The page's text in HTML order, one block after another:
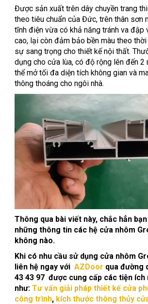
Được sản xuất trên dây chuyền trang
theo tiêu chuẩn của Đức, trên thân sơn
tĩnh điện vừa có khả năng tránh va đập
cao, lại còn đảm bảo bền màu theo
sự sang trọng cho thiết kế nội thất.
dụng cho cửa lùa, có độ rộng lên đến 2
thể mở tối đa diện tích không gian và
thông thoáng cho ngôi nhà.
Thông qua bài viết này, chắc hẳn
những thông tin các hệ cửa nhôm
không nào.
Khi có nhu cầu sử dụng cửa nhôm
liên hệ ngay với AZDoor qua đường
43 43 97 được cung cấp các tiện ích
như: Tư vấn giải pháp thiết kế cửa
công trình, kích thước thông thủy